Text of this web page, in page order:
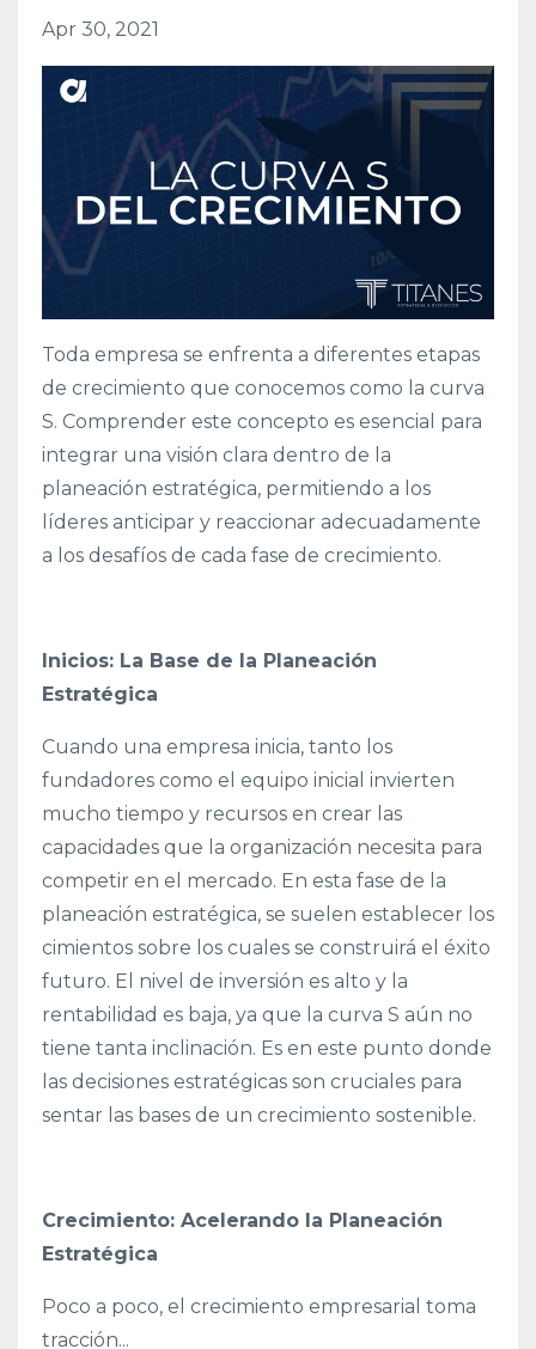
Apr 30, 2021
Toda empresa se enfrenta a diferentes etapas
de crecimiento que conocemos como la curva
S. Comprender este concepto es esencial para
integrar una visión clara dentro de la
planeación estratégica, permitiendo a los
líderes anticipar y reaccionar adecuadamente
a los desafíos de cada fase de crecimiento.
Inicios: La Base de la Planeación
Estratégica
Cuando una empresa inicia, tanto los
fundadores como el equipo inicial invierten
mucho tiempo y recursos en crear las
capacidades que la organización necesita para
competir en el mercado. En esta fase de la
planeación estratégica, se suelen establecer los
cimientos sobre los cuales se construirá el éxito
futuro. El nivel de inversión es alto y la
rentabilidad es baja, ya que la curva S aún no
tiene tanta inclinación. Es en este punto donde
las decisiones estratégicas son cruciales para
sentar las bases de un crecimiento sostenible.
Crecimiento: Acelerando la Planeación
Estratégica
Poco a poco, el crecimiento empresarial toma
tracción...